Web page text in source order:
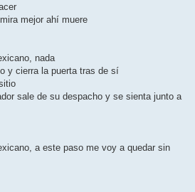
mejor ahí muere
nada
y cierra la puerta tras de sí
sale de su despacho y se sienta junto a
a este paso me voy a quedar sin